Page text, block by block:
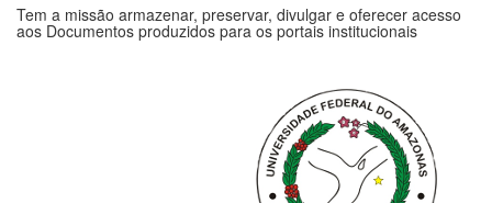
Tem a missão armazenar, preservar, divulgar e oferecer acesso
aos Documentos produzidos para os portais institucionais